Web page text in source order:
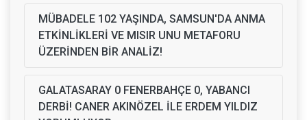
MÜBADELE 102 YAŞINDA, SAMSUN'DA ANMA
ETKİNLİKLERİ VE MISIR UNU METAFORU
ÜZERİNDEN BİR ANALİZ!
GALATASARAY 0 FENERBAHÇE 0, YABANCI
DERBİ! CANER AKINÖZEL İLE ERDEM YILDIZ